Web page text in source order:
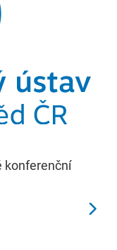
konferenční